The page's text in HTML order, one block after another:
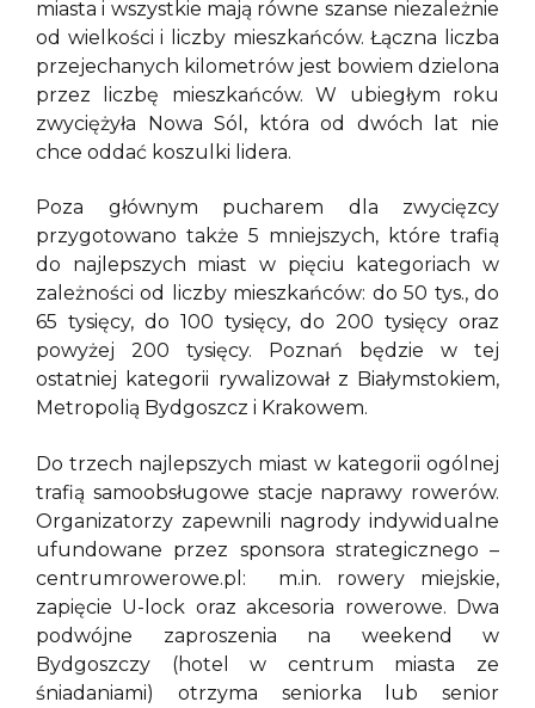
miasta i wszystkie mają równe szanse niezależnie
od wielkości i liczby mieszkańców. Łączna liczba
przejechanych kilometrów jest bowiem dzielona
przez liczbę mieszkańców. W ubiegłym roku
zwyciężyła Nowa Sól, która od dwóch lat nie
chce oddać koszulki lidera.
Poza głównym pucharem dla zwycięzcy
przygotowano także 5 mniejszych, które trafią
do najlepszych miast w pięciu kategoriach w
zależności od liczby mieszkańców: do 50 tys., do
65 tysięcy, do 100 tysięcy, do 200 tysięcy oraz
powyżej 200 tysięcy. Poznań będzie w tej
ostatniej kategorii rywalizował z Białymstokiem,
Metropolią Bydgoszcz i Krakowem.
Do trzech najlepszych miast w kategorii ogólnej
trafią samoobsługowe stacje naprawy rowerów.
Organizatorzy zapewnili nagrody indywidualne
ufundowane przez sponsora strategicznego –
centrumrowerowe.pl: m.in. rowery miejskie,
zapięcie U-lock oraz akcesoria rowerowe. Dwa
podwójne zaproszenia na weekend w
Bydgoszczy (hotel w centrum miasta ze
śniadaniami) otrzyma seniorka lub senior